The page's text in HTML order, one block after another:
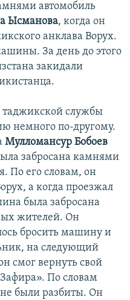
автомобиль
Ысманова, когда он
анклава Ворух.
За день до этого
закидали
службы
немного по-другому.
Мулломансур Бобоев
забросана камнями
По его словам, он
а когда проезжал
была забросана
жителей. Он
бросить машину и
на следующий
смог вернуть свой
По словам
были разбиты. Он